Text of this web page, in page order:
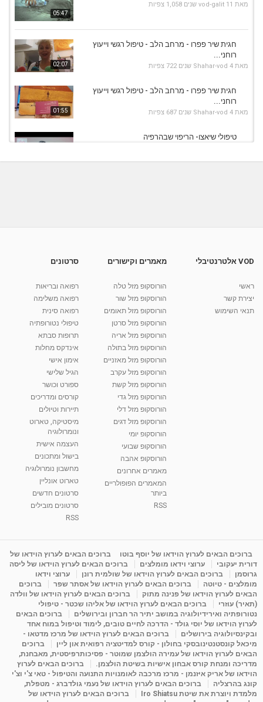
05:47
מאת vod-galit 11 שנים 1,058 צפיות
02:07
חגית שיר פפרו - מרחב הלב - טיפול רגשי וייעוץ
רוחני...
מאת Shahar-vod 4 שנים 722 צפיות
01:55
חגית שיר פפרו - מרחב הלב - טיפול רגשי וייעוץ
רוחני...
מאת Shahar-vod 4 שנים 687 צפיות
טיפולי שיאצו- הריפוי שבהרפיה
מאת Shahar-vod 4 שנים
10:17
קרין גורן - העוגה המתגלצ’ת ללא קמח
38.5k צפיות
01:37
יוסי שר - מתמחה בשיטת אלכסנדר וטאי צ'י
2,734 צפיות
01:46
רנה רז-גילו -טיפול אנרגטי ויעוץ רוחני - נומרולוגית
2,309 צפיות
05:37
סודות בתאריך הלידה, משמעות חודש הלידה -
ינואר זינה ליבשיץ נומרולוגית
ליסה גרוסמן - המרכז לאימון התנהגותי - קשב
09:12
מדיטציה בדמיון מודרך - היכרות עם האני הפנימי
מאת admin 11 שנים 3,644 צפיות
פנינה מתוק - מרכז "נתיב הלב" בהרצליה-
מדיטציה-התחדשות
Shahar-vod
VOD אלטרנטיבלי
ראשי
יצירת קשר
תנאי השימוש
מאמרים וקישורים
הורוסקופ מזל טלה
הורוסקופ מזל שור
הורוסקופ מזל תאומים
הורוסקופ מזל סרטן
הורוסקופ מזל אריה
הורוסקופ מזל בתולה
הורוסקופ מזל מאזניים
הורוסקופ מזל עקרב
הורוסקופ מזל קשת
הורוסקופ מזל גדי
הורוסקופ מזל דלי
הורוסקופ מזל דגים
הורוסקופ יומי
הורוסקופ שבועי
הורוסקופ אהבה
מאמרים אחרונים
המאמרים הפופולריים
ביותר
RSS
סרטונים
רפואה ובריאות
רפואה משלימה
רפואה סינית
טיפולי נטורופתיה
תרופות סבתא
אינדקס מחלות
אימון אישי
הגיל שלישי
ספורט וכושר
קורסים ומדריכים
תיירות וטיולים
מיסטיקה, טארוט
ונומרולוגיה
העצמה אישית
בישול ומתכונים
מחשבון נומרולוגיה
טארוט אונליין
סרטונים חדשים
סרטונים מובילים
RSS
ברוכים הבאים לערוץ הוידאו של יוסף בוטו
ברוכים הבאים לערוץ הוידאו של
דורית יעקובי
ערוצי וידאו מומלצים
ברוכים הבאים לערוץ הוידאו של ליסה
גרוסמן
ברוכים הבאים לערוץ הוידאו של שולמית רונן
ערוצי וידאו
מומלצים - טיוטה
ברוכים הבאים לערוץ הוידאו של אסתר שפר
ברוכים
הבאים לערוץ הוידאו של פנינה מתוק
ברוכים הבאים לערוץ הוידאו של וולדה
(תאיר) עוזרי
ברוכים הבאים לערוץ הוידאו של אליהו שכטר - טיפולי
נטורופתיה ואירידיולוגיה במושב יתיר הר חברון ובירושלים
ברוכים הבאים
לערוץ הוידאו של יוסי גולד - הדרכה לחיים טובים, לימוד וטיפול במוח אחד
ובקינסיולוגיה בירושלים
ברוכים הבאים לערוץ הוידאו של מרכז מדטאו -
מיכאל קונסטנטינובסקי בחולון - קורס למדיטציה רפואית און ליין
ברוכים
הבאים לערוץ הוידאו של עמירה הולצמן שמוטר - פסיכותרפיסטית, מאבחנת,
מדריכה ומנחת קורס אבחון אישיות בשיטת הולצמן.
ברוכים הבאים לערוץ
הוידאו של אריק איזנמן - מרכז מרכבה לאומנויות התנועה והטיפול - טאי צ'י וצ'י
קונג בהרצליה
ברוכים הבאים לערוץ הוידאו של נעמי גולדברג - מטפלת,
מלמדת ויוצרת את שיטת Iro Shiatsu
ברוכים הבאים לערוץ הוידאו של